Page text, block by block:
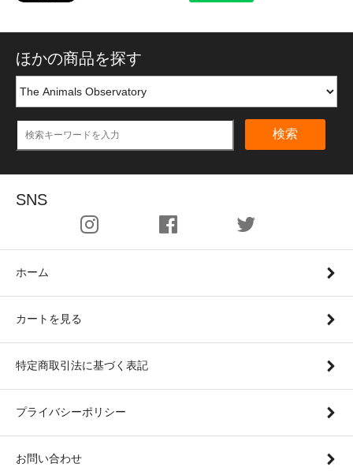
ほかの商品を探す
検索
SNS
ホーム
カートを見る
特定商取引法に基づく表記
プライバシーポリシー
お問い合わせ